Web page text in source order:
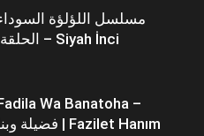
الحلقة 12 الخامسة – Siyah İnci
Wa Banatoha –